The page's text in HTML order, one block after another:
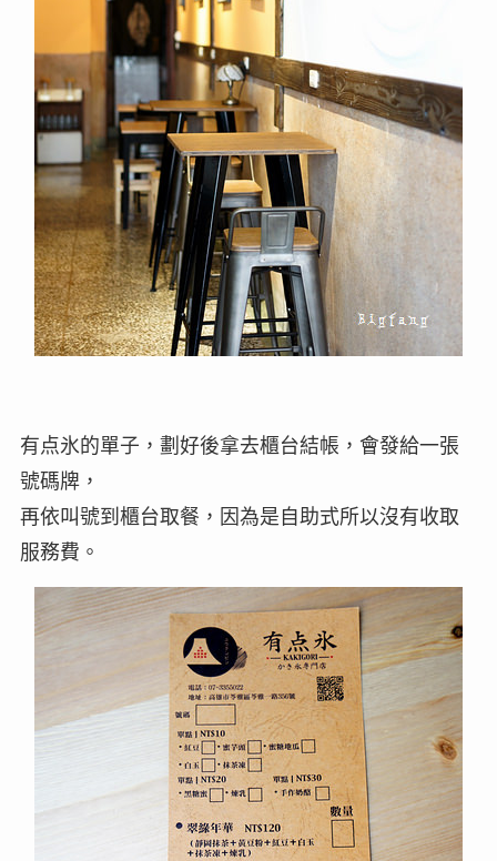
有点氷的單子，劃好後拿去櫃台結帳，會發給一張
號碼牌，
再依叫號到櫃台取餐，因為是自助式所以沒有收取
服務費。